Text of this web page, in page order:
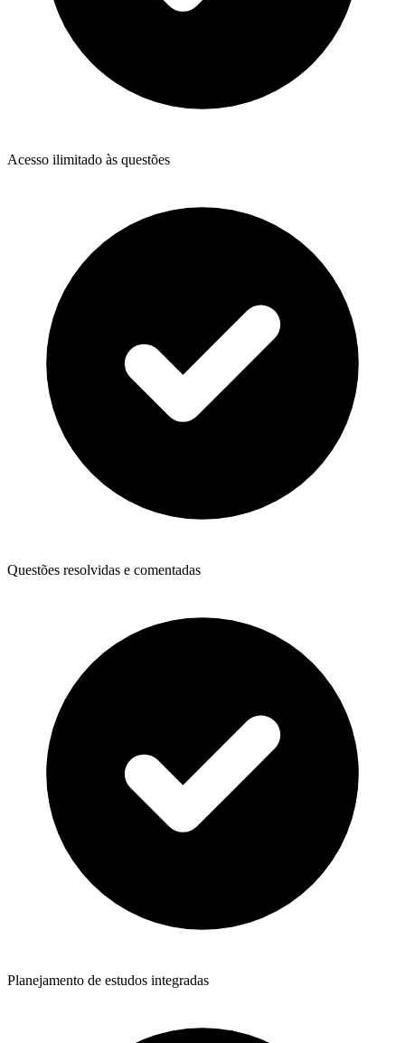
Acesso ilimitado às questões
Questões resolvidas e comentadas
Planejamento de estudos integradas